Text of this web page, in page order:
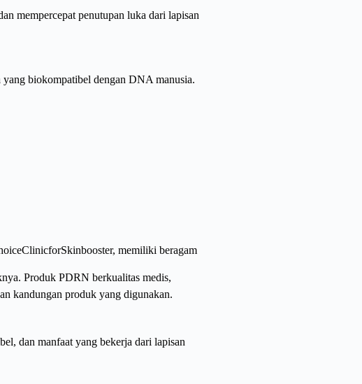
mempercepat penutupan luka dari lapisan
biokompatibel dengan DNA manusia.
memiliki beragam
Produk PDRN berkualitas medis,
kandungan produk yang digunakan.
dan manfaat yang bekerja dari lapisan